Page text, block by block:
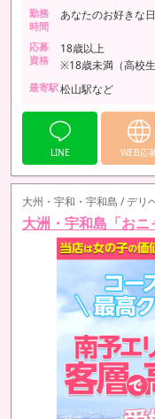
勤務
時間
あなたのお好きな
応募
資格
18歳以上
※18歳未満（高校
最寄駅松山駅など
LINE WEB応
大州・宇和・宇和島 / デリ
大洲・宇和島「おニ